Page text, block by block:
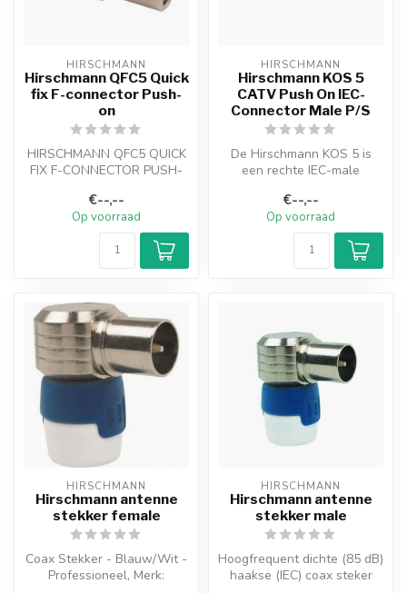
HIRSCHMANN
Hirschmann QFC5 Quick
fix F-connector Push-
on
HIRSCHMANN QFC5 QUICK
FIX F-CONNECTOR PUSH-
kabels. Prijs p...
€--,--
Op voorraad
HIRSCHMANN
Hirschmann KOS 5
CATV Push On IEC-
Connector Male P/S
De Hirschmann KOS 5 is
een rechte IEC-male
hoge afschermi...
€--,--
Op voorraad
HIRSCHMANN
Hirschmann antenne
stekker female
Coax Stekker - Blauw/Wit -
Professioneel, Merk:
HIRSCHMANN
Hirschmann antenne
stekker male
Hoogfrequent dichte (85 dB)
haakse (IEC) coax steker